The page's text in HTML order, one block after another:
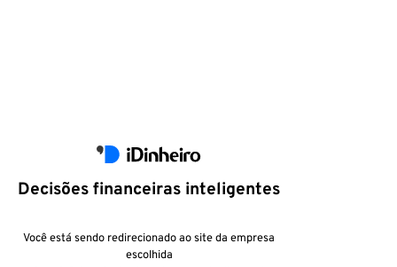
Decisões financeiras inteligentes
Você está sendo redirecionado ao site da empresa
escolhida